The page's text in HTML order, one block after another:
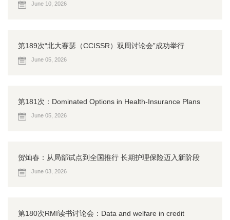
June 10, 2026
第189次“北大赛瑟（CCISSR）双周讨论会”成功举行
June 05, 2026
第181次：Dominated Options in Health-Insurance Plans
June 05, 2026
贺灿春：从局部试点到全国推行 长期护理保险迈入新阶段
June 03, 2026
第180次RMI读书讨论会：Data and welfare in credit